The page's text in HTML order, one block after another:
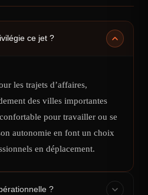
ce jet ?
les trajets d’affaires,
des villes importantes
pour travailler ou se
autonomie en font un choix
en déplacement.
?